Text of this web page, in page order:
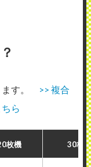
ます。
>> 複合
ら
枚機 30枚機